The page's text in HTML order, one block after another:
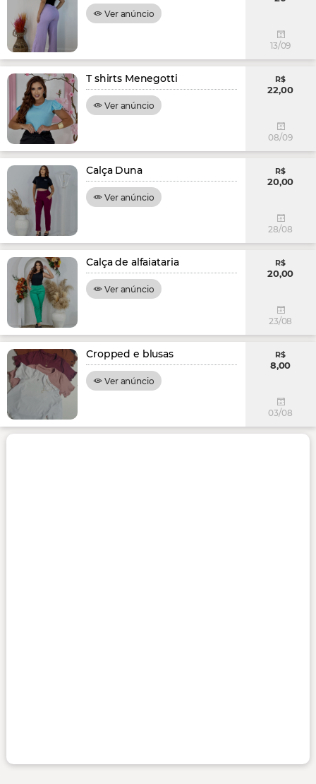
Ver anúncio
13/09
T shirts Menegotti
Ver anúncio
R$
22,00
08/09
Calça Duna
Ver anúncio
R$
20,00
28/08
Calça de alfaiataria
Ver anúncio
R$
20,00
23/08
Cropped e blusas
Ver anúncio
R$
8,00
03/08